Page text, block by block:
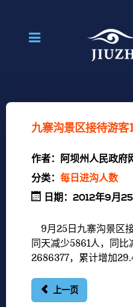
九寨沟景区接待游
作者：
阿坝州人民政府
分类： 每日进沟人数
日期：2012年9月25
9月25日九寨沟景区
同天减少5861人，同
2686377，累计增加
上一页